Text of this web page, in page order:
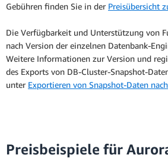
Gebühren finden Sie in der Preisübersicht
Die Verfügbarkeit und Unterstützung von
nach Version der einzelnen Datenbank-
Weitere Informationen zur Version und
des Exports von DB-Cluster-Snapshot-
unter Exportieren von Snapshot-Daten
Preisbeispiele für